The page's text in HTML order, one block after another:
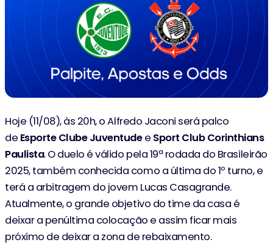
Hoje (11/08), às 20h, o Alfredo Jaconi será palco
de Esporte Clube Juventudee Sport Club Corinthians
Paulista. O duelo é válido pela 19ª rodada do Brasileirão
2025, também conhecida como a última do 1º turno, e
terá a arbitragem do jovem Lucas Casagrande.
Atualmente, o grande objetivo do time da casa é
deixar a penúltima colocação e assim ficar mais
próximo de deixar a zona de rebaixamento.